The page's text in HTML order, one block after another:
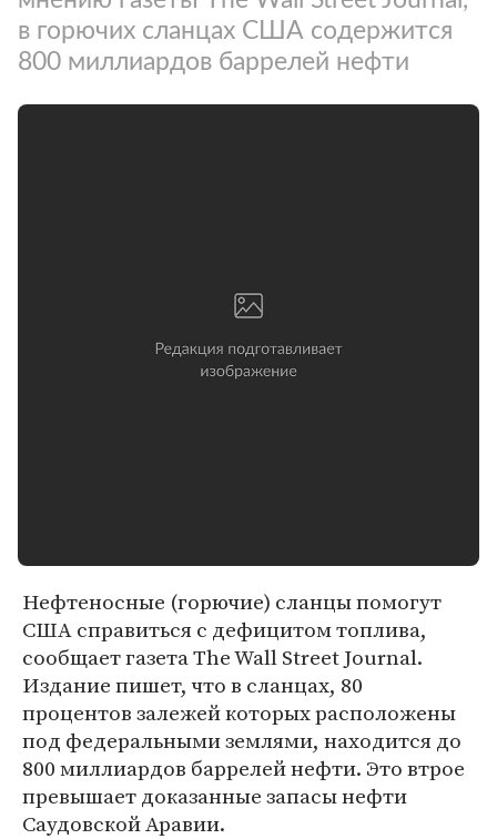
в горючих сланцах США содержится
800 миллиардов баррелей нефти
Нефтеносные (горючие) сланцы помогут
США справиться с дефицитом топлива,
сообщает газета The Wall Street Journal.
Издание пишет, что в сланцах, 80
процентов залежей которых расположены
под федеральными землями, находится до
800 миллиардов баррелей нефти. Это втрое
превышает доказанные запасы нефти
Саудовской Аравии.